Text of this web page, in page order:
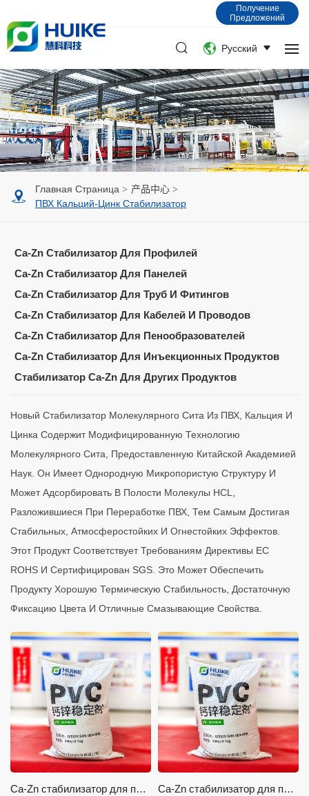
Получение
Предложений
Русский
Главная Страница
产品中心
ПВХ Кальций-Цинк Стабилизатор
Ca-Zn Стабилизатор Для Профилей
Ca-Zn Стабилизатор Для Панелей
Ca-Zn Стабилизатор Для Труб И Фитингов
Ca-Zn Стабилизатор Для Кабелей И Проводов
Ca-Zn Стабилизатор Для Пенообразователей
Ca-Zn Стабилизатор Для Инъекционных Продуктов
Стабилизатор Ca-Zn Для Других Продуктов
Новый Стабилизатор Молекулярного Сита Из ПВХ, Кальция И
Цинка Содержит Модифицированную Технологию
Молекулярного Сита, Предоставленную Китайской Академией
Наук. Он Имеет Однородную Микропористую Структуру И
Может Адсорбировать В Полости Молекулы HCL,
Разложившиеся При Переработке ПВХ, Тем Самым Достигая
Стабильных, Атмосферостойких И Огнестойких Эффектов.
Этот Продукт Соответствует Требованиям Директивы ЕС
ROHS И Сертифицирован SGS. Это Может Обеспечить
Продукту Хорошую Термическую Стабильность, Достаточную
Фиксацию Цвета И Отличные Смазывающие Свойства.
Ca-Zn стабилизатор для профилей Ca-Zn стабилизатор для панелей